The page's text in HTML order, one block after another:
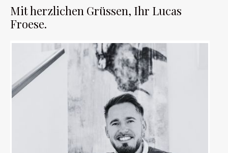
Mit herzlichen Grüssen, Ihr Lucas
Froese.